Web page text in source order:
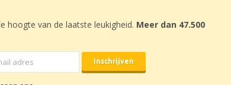
hoogte van de laatste leukigheid. Meer dan 47.500